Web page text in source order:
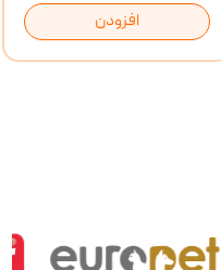
افزودن